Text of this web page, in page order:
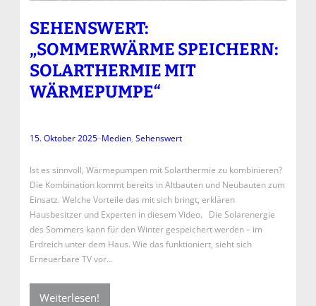
SEHENSWERT:
„SOMMERWÄRME SPEICHERN:
SOLARTHERMIE MIT
WÄRMEPUMPE“
15. Oktober 2025–Medien, Sehenswert
Ist es sinnvoll, Wärmepumpen mit Solarthermie zu kombinieren?
Die Kombination kommt bereits in Altbauten und Neubauten zum
Einsatz. Welche Vorteile das mit sich bringt, erklären
Hausbesitzer und Experten in diesem Video. Die Solarenergie
des Sommers kann für den Winter gespeichert werden – im
Erdreich unter dem Haus. Wie das funktioniert, sieht sich
Erneuerbare TV vor…
Weiterlesen!